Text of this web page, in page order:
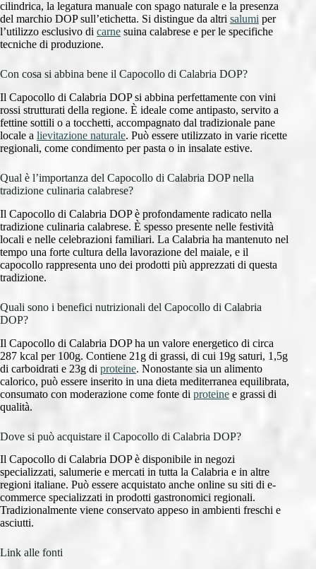
cilindrica, la legatura manuale con spago naturale e la presenza
del marchio DOP sull’etichetta. Si distingue da altri salumi per
l’utilizzo esclusivo di carne suina calabrese e per le specifiche
tecniche di produzione.
Con cosa si abbina bene il Capocollo di Calabria DOP?
Il Capocollo di Calabria DOP si abbina perfettamente con vini
rossi strutturati della regione. È ideale come antipasto, servito a
fettine sottili o a tocchetti, accompagnato dal tradizionale pane
locale a lievitazione naturale. Può essere utilizzato in varie ricette
regionali, come condimento per pasta o in insalate estive.
Qual è l’importanza del Capocollo di Calabria DOP nella
tradizione culinaria calabrese?
Il Capocollo di Calabria DOP è profondamente radicato nella
tradizione culinaria calabrese. È spesso presente nelle festività
locali e nelle celebrazioni familiari. La Calabria ha mantenuto nel
tempo una forte cultura della lavorazione del maiale, e il
capocollo rappresenta uno dei prodotti più apprezzati di questa
tradizione.
Quali sono i benefici nutrizionali del Capocollo di Calabria
DOP?
Il Capocollo di Calabria DOP ha un valore energetico di circa
287 kcal per 100g. Contiene 21g di grassi, di cui 19g saturi, 1,5g
di carboidrati e 23g di proteine. Nonostante sia un alimento
calorico, può essere inserito in una dieta mediterranea equilibrata,
consumato con moderazione come fonte di proteine e grassi di
qualità.
Dove si può acquistare il Capocollo di Calabria DOP?
Il Capocollo di Calabria DOP è disponibile in negozi
specializzati, salumerie e mercati in tutta la Calabria e in altre
regioni italiane. Può essere acquistato anche online su siti di e-
commerce specializzati in prodotti gastronomici regionali.
Tradizionalmente viene conservato appeso in ambienti freschi e
asciutti.
Link alle fonti